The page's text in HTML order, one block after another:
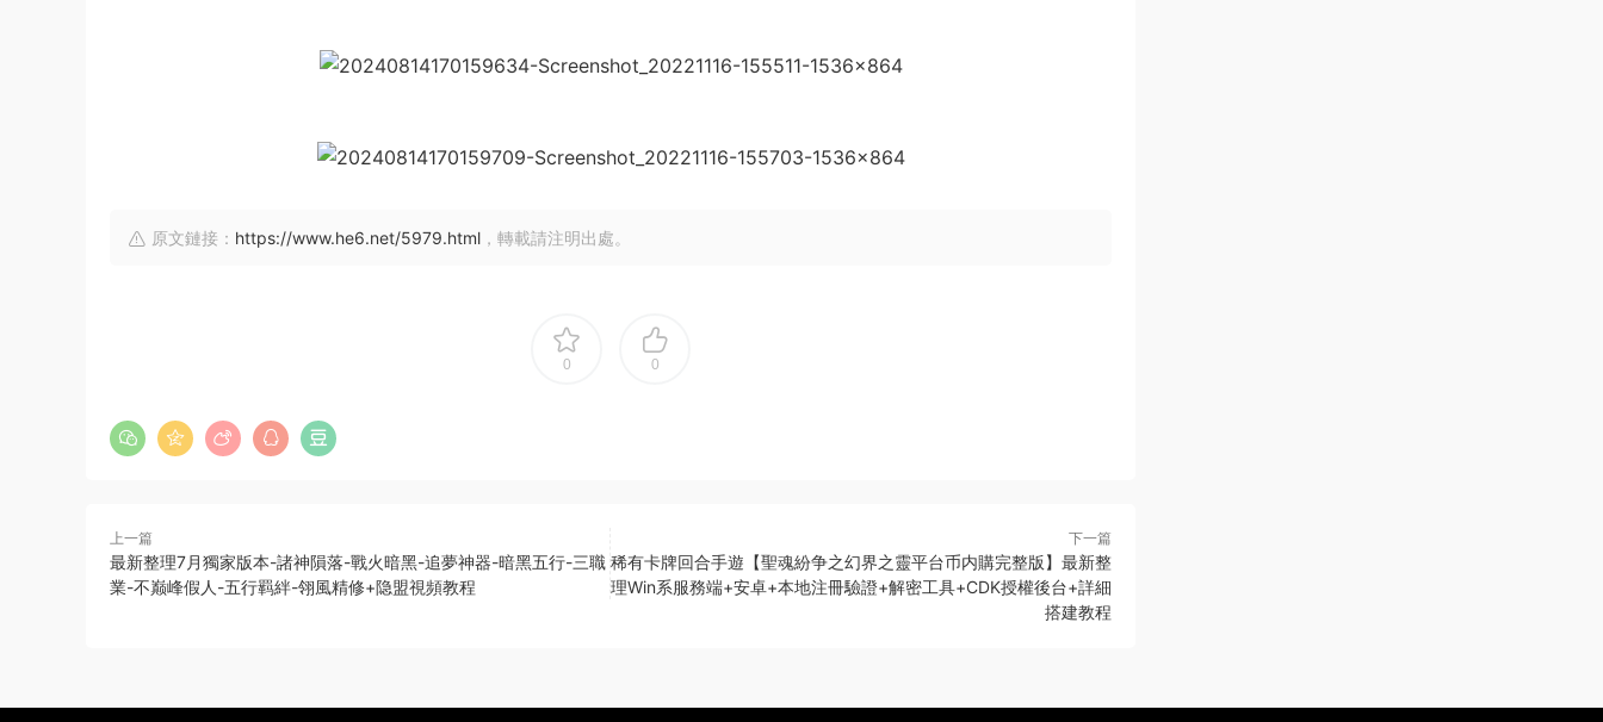
原文鏈接： https://www.he6.net/5979.html ，轉載請注明出處。
0 0
上一篇
最新整理7月獨家版本-諸神隕落-戰火暗黑-追夢神器-暗黑五行-三職
業-不巅峰假人-五行羁絆-翎風精修+隐盟視頻教程
下一篇
稀有卡牌回合手遊【聖魂紛争之幻界之靈平台币内購完整版】最新整
理Win系服務端+安卓+本地注冊驗證+解密工具+CDK授權後台+詳細
搭建教程